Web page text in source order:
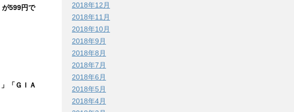
599円で
「ＧＩＡ
2018年12月
2018年11月
2018年10月
2018年9月
2018年8月
2018年7月
2018年6月
2018年5月
2018年4月